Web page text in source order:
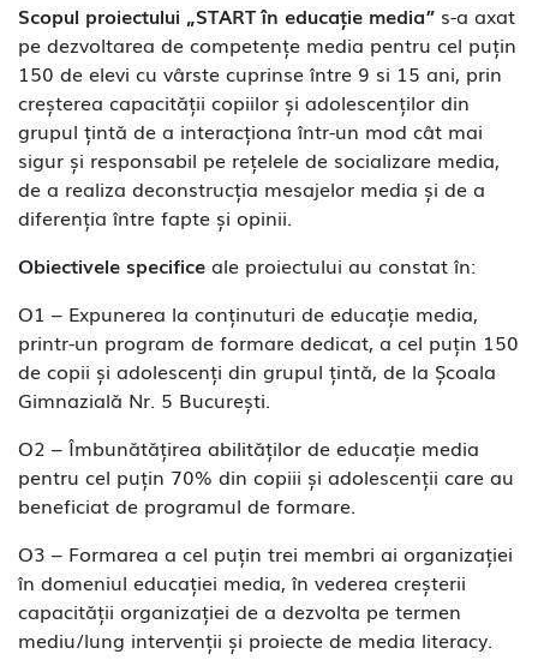
Scopul proiectului „START în educație media” s-a axat
pe dezvoltarea de competențe media pentru cel puțin
150 de elevi cu vârste cuprinse între 9 si 15 ani, prin
creșterea capacității copiilor și adolescenților din
grupul țintă de a interacționa într-un mod cât mai
sigur și responsabil pe rețelele de socializare media,
de a realiza deconstrucția mesajelor media și de a
diferenția între fapte și opinii.
Obiectivele specifice ale proiectului au constat în:
O1 – Expunerea la conținuturi de educație media,
printr-un program de formare dedicat, a cel puțin 150
de copii și adolescenți din grupul țintă, de la Școala
Gimnazială Nr. 5 București.
O2 – Îmbunătățirea abilităților de educație media
pentru cel puțin 70% din copiii și adolescenții care au
beneficiat de programul de formare.
O3 – Formarea a cel puțin trei membri ai organizației
în domeniul educației media, în vederea creșterii
capacității organizației de a dezvolta pe termen
mediu/lung intervenții și proiecte de media literacy.